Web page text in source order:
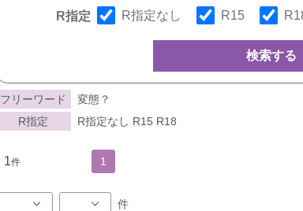
R指定 R指定なし R15
検索する
フリーワード
変態？
R指定
R指定なし R15 R18
1件 1
件